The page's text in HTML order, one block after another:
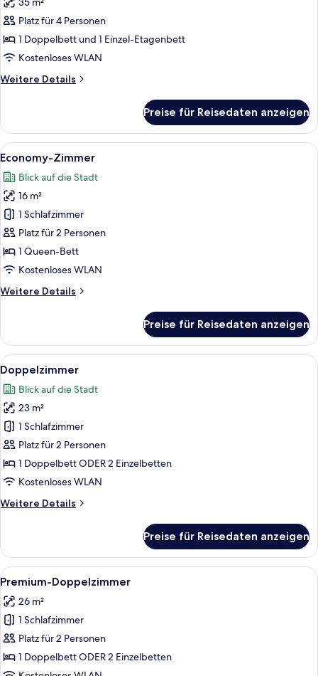
Familienzimmer
anzeigen
Platz für 4 Personen
1 Doppelbett und 1 Einzel-Etagenbett
Kostenloses WLAN
Weitere Details
Weitere
Preise für Reisedaten anzeigen
Alle
Fotos
für
Economy-
Zimmer
anzeigen
Ein modernes Hotelzimmer mit
8
Economy-Zimmer
Blick auf die Stadt
16 m²
1 Schlafzimmer
Platz für 2 Personen
1 Queen-Bett
Kostenloses WLAN
Weitere Details
Weitere
Zimmer
Preise für Reisedaten anzeigen
Alle
Fotos
für
Doppelzimmer
anzeigen
Doppelzimmer | Zimmersafe,
13
Doppelzimmer
Blick auf die Stadt
23 m²
1 Schlafzimmer
Platz für 2 Personen
1 Doppelbett ODER 2 Einzelbetten
Kostenloses WLAN
Weitere Details
Weitere
Preise für Reisedaten anzeigen
Alle
Fotos
für
Premium-
Doppelzimmer
anzeigen
Ein Hotelzimmer mit Bett,
8
Premium-Doppelzimmer
26 m²
1 Schlafzimmer
Platz für 2 Personen
1 Doppelbett ODER 2 Einzelbetten